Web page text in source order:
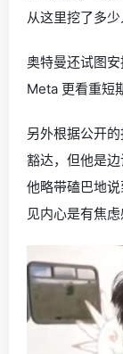
从这里挖了多
奥特曼还试图安
Meta 更看重短
另外根据公开
豁达，但他是边
他略带磕巴地
见内心是有焦虑